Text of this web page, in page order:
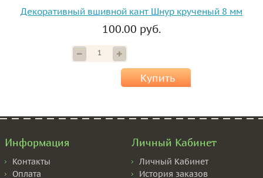
Декоративный вшивной кант Шнур крученый 8 мм
100.00 руб.
Купить
Информация
Контакты
Оплата
Личный Кабинет
Личный Кабинет
История заказов